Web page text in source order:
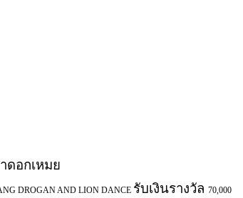
ดอกเหมย
DROGAN AND LION DANCE รับเงินรางวัล 70,000